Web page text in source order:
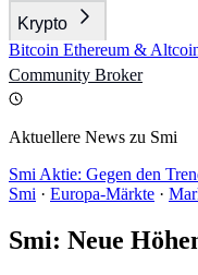
Krypto
Bitcoin Ethereum &
Community Broker
Aktuellere News zu Smi
Smi Aktie: Gegen den
Smi · Europa-Märkte ·
Smi: Neue